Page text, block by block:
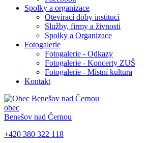
Spolky a organizace
Otevírací doby institucí
Služby, firmy a živnosti
Spolky a Organizace
Fotogalerie
Fotogalerie - Odkazy
Fotogalerie - Koncerty ZUŠ
Fotogalerie - Místní kultura
Kontakt
obec
Benešov nad Černou
+420 380 322 118